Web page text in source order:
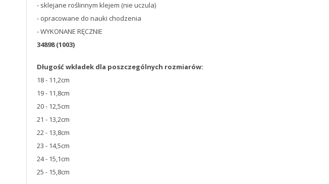
- sklejane roślinnym klejem (nie uczula)
- opracowane do nauki chodzenia
- WYKONANE RĘCZNIE
34898 (1003)
Długość wkładek dla poszczególnych rozmiarów:
18 - 11,2cm
19 - 11,8cm
20 - 12,5cm
21 - 13,2cm
22 - 13,8cm
23 - 14,5cm
24 - 15,1cm
25 - 15,8cm